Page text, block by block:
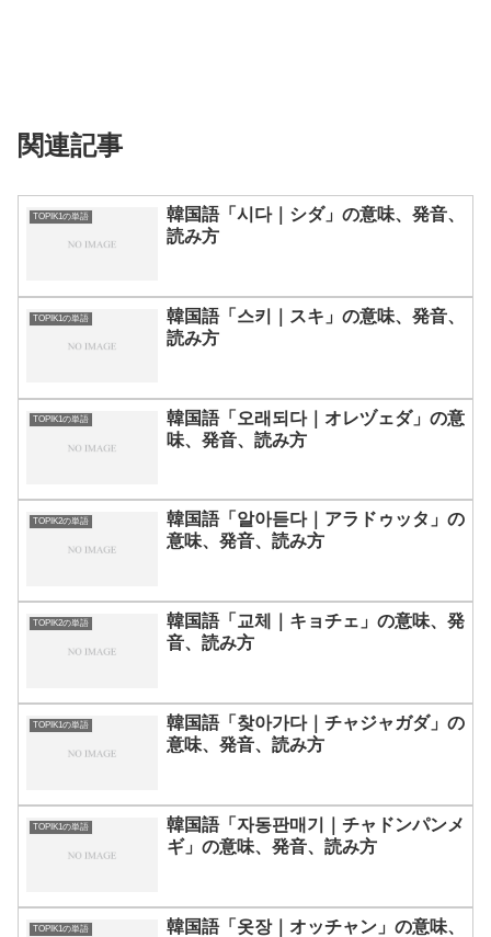
関連記事
TOPIK1の単語
韓国語「시다｜シダ」の意味、発音、
読み方
TOPIK1の単語
韓国語「스키｜スキ」の意味、発音、
読み方
TOPIK1の単語
韓国語「오래되다｜オレヅェダ」の意
味、発音、読み方
TOPIK2の単語
韓国語「알아듣다｜アラドゥッタ」の
意味、発音、読み方
TOPIK2の単語
韓国語「교체｜キョチェ」の意味、発
音、読み方
TOPIK1の単語
韓国語「찾아가다｜チャジャガダ」の
意味、発音、読み方
TOPIK1の単語
韓国語「자동판매기｜チャドンパンメ
ギ」の意味、発音、読み方
TOPIK1の単語
韓国語「옷장｜オッチャン」の意味、